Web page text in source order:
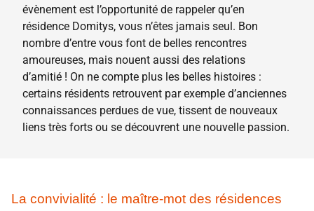
évènement est l’opportunité de rappeler qu’en
résidence Domitys, vous n’êtes jamais seul. Bon
nombre d’entre vous font de belles rencontres
amoureuses, mais nouent aussi des relations
d’amitié ! On ne compte plus les belles histoires :
certains résidents retrouvent par exemple d’anciennes
connaissances perdues de vue, tissent de nouveaux
liens très forts ou se découvrent une nouvelle passion.
La convivialité : le maître-mot des résidences